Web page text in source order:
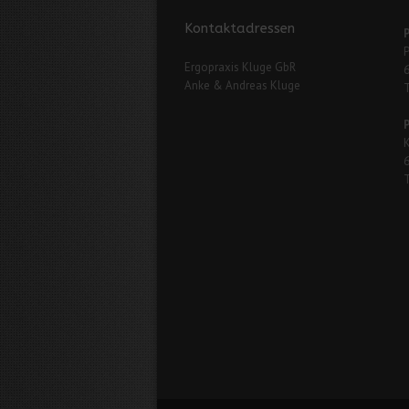
Kontaktadressen
Ergopraxis Kluge GbR
Anke & Andreas Kluge